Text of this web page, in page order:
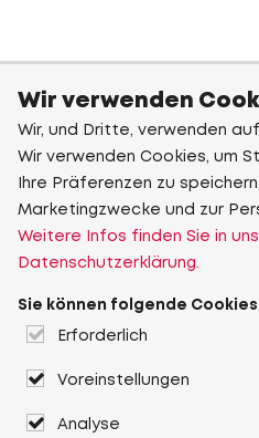
Wir verwenden
Wir, und Dritte, verwenden
Wir verwenden Cookies, um
Ihre Präferenzen zu
Marketingzwecke und zur
Weitere Infos finden Sie in
Datenschutzerklärung.
Sie können folgende
Erforderlich
Voreinstellungen
Analyse